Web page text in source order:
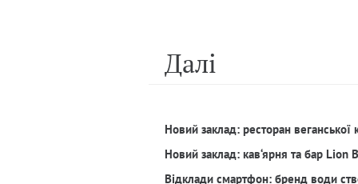
Далi
Новий заклад: ресторан веганської
Новий заклад: кав‘ярня та бар Lion
Відклади смартфон: бренд води